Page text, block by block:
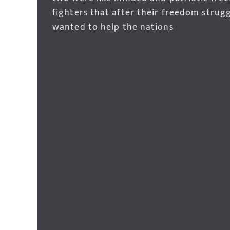
fighters that after their freedom
wanted to help the nations